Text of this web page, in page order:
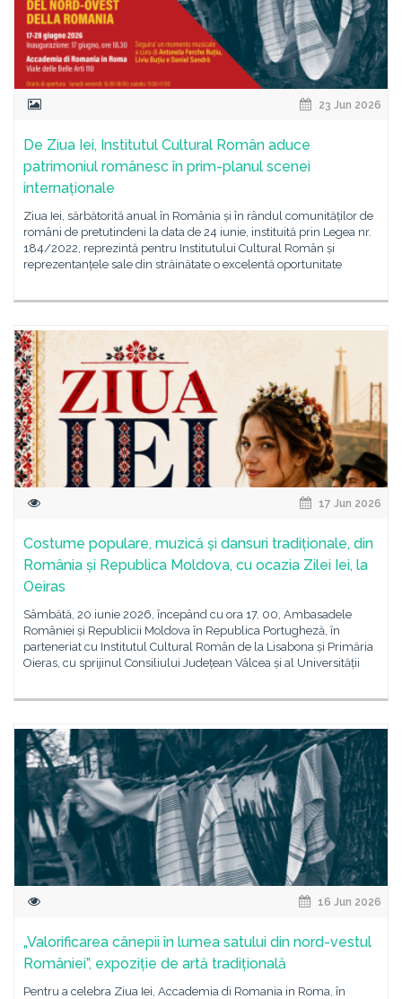
23 Jun 2026
De Ziua Iei, Institutul Cultural Român aduce
patrimoniul românesc în prim-planul scenei
internaționale
Ziua Iei, sărbătorită anual în România și în rândul comunităților de
români de pretutindeni la data de 24 iunie, instituită prin Legea nr.
184/2022, reprezintă pentru Institutului Cultural Român și
reprezentanțele sale din străinătate o excelentă oportunitate
17 Jun 2026
Costume populare, muzică și dansuri tradiționale, din
România și Republica Moldova, cu ocazia Zilei Iei, la
Oeiras
Sâmbătă, 20 iunie 2026, începând cu ora 17. 00, Ambasadele
României și Republicii Moldova în Republica Portugheză, în
parteneriat cu Institutul Cultural Român de la Lisabona și Primăria
Oieras, cu sprijinul Consiliului Județean Vâlcea și al Universității
16 Jun 2026
„Valorificarea cânepii în lumea satului din nord-vestul
României”, expoziție de artă tradițională
Pentru a celebra Ziua Iei, Accademia di Romania in Roma, în